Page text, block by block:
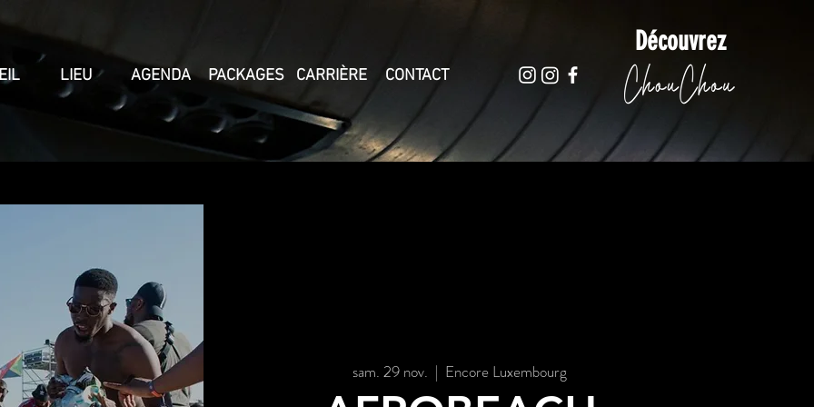
Découvrez
LIEU AGENDA PACKAGES CARRIÈRE CONTACT
sam. 29 nov.
  |
Encore Luxembourg